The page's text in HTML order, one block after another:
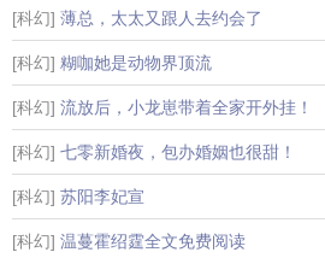
[科幻] 薄总，太太又跟人去约会了
[科幻] 糊咖她是动物界顶流
[科幻] 流放后，小龙崽带着全家开外挂！
[科幻] 七零新婚夜，包办婚姻也很甜！
[科幻] 苏阳李妃宣
[科幻] 温蔓霍绍霆全文免费阅读